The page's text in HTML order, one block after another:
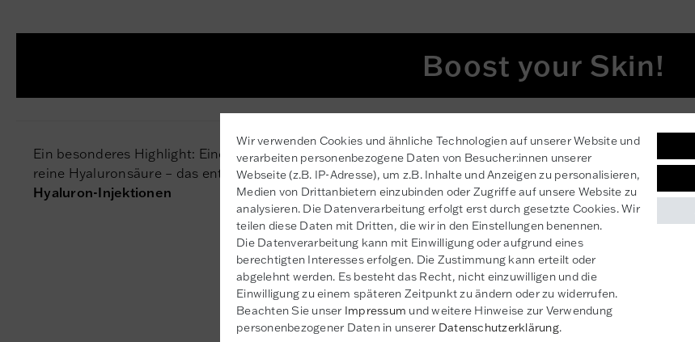
Boost your Skin!
Ein besonderes Highlight: Eine Flasche des Hyaluron Boosters enthält 3,2 %
reine Hyaluronsäure – das entspricht in etwa derWirkstoffmenge von 40
Hyaluron-Injektionen
Wir verwenden Cookies und ähnliche Technologien auf unserer Website und
verarbeiten personenbezogene Daten von Besucher:innen unserer
Webseite (z.B. IP-Adresse), um z.B. Inhalte und Anzeigen zu personalisieren,
Medien von Drittanbietern einzubinden oder Zugriffe auf unsere Website zu
analysieren. Die Datenverarbeitung erfolgt erst durch gesetzte Cookies. Wir
teilen diese Daten mit Dritten, die wir in den Einstellungen benennen.
Die Datenverarbeitung kann mit Einwilligung oder aufgrund eines
berechtigten Interesses erfolgen. Die Zustimmung kann erteilt oder
abgelehnt werden. Es besteht das Recht, nicht einzuwilligen und die
Einwilligung zu einem späteren Zeitpunkt zu ändern oder zu widerrufen.
Beachten Sie unser Impressum und weitere Hinweise zur Verwendung
personenbezogener Daten in unserer Daten­schutz­erklärung.